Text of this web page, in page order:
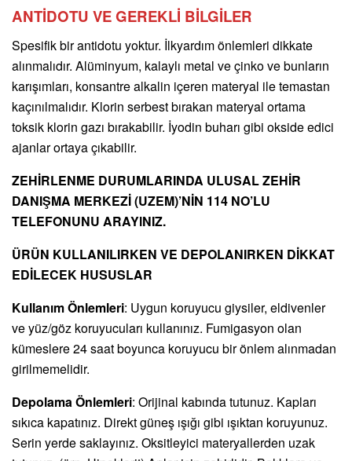
ANTİDOTU VE GEREKLİ BİLGİLER
Spesifik bir antidotu yoktur. İlkyardım önlemleri dikkate
alınmalıdır. Alüminyum, kalaylı metal ve çinko ve bunların
karışımları, konsantre alkalin içeren materyal ile temastan
kaçınılmalıdır. Klorin serbest bırakan materyal ortama
toksik klorin gazı bırakabilir. İyodin buharı gibi okside edici
ajanlar ortaya çıkabilir.
ZEHİRLENME DURUMLARINDA ULUSAL ZEHİR
DANIŞMA MERKEZİ (UZEM)’NİN 114 NO’LU
TELEFONUNU ARAYlNIZ.
ÜRÜN KULLANILIRKEN VE DEPOLANIRKEN DİKKAT
EDİLECEK HUSUSLAR
Kullanım Önlemleri: Uygun koruyucu giysiler, eldivenler
ve yüz/göz koruyucuları kullanınız. Fumigasyon olan
kümeslere 24 saat boyunca koruyucu bir önlem alınmadan
girilmemelidir.
Depolama Önlemleri: Orijinal kabında tutunuz. Kapları
sıkıca kapatınız. Direkt güneş ışığı gibi ışıktan koruyunuz.
Serin yerde saklayınız. Oksitleyici materyallerden uzak